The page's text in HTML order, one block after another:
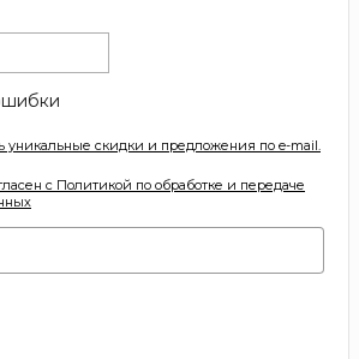
уникальные скидки и предложения по e-mail.
с Политикой по обработке и передаче